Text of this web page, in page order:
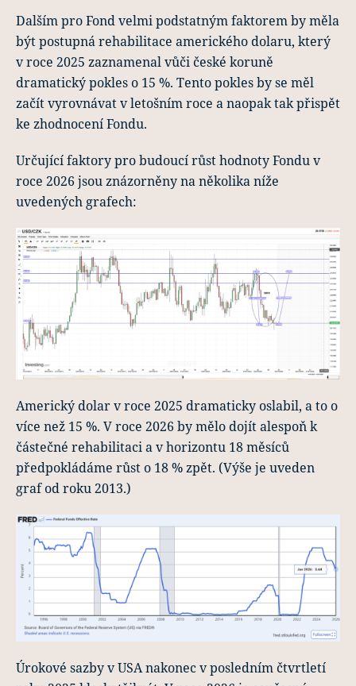
Dalším pro Fond velmi podstatným faktorem by měla
být postupná rehabilitace amerického dolaru, který
v roce 2025 zaznamenal vůči české koruně
dramatický pokles o 15 %. Tento pokles by se měl
začít vyrovnávat v letošním roce a naopak tak přispět
ke zhodnocení Fondu.
Určující faktory pro budoucí růst hodnoty Fondu v
roce 2026 jsou znázorněny na několika níže
uvedených grafech:
Americký dolar v roce 2025 dramaticky oslabil, a to o
více než 15 %. V roce 2026 by mělo dojít alespoň k
částečné rehabilitaci a v horizontu 18 měsíců
předpokládáme růst o 18 % zpět. (Výše je uveden
graf od roku 2013.)
Úrokové sazby v USA nakonec v posledním čtvrtletí